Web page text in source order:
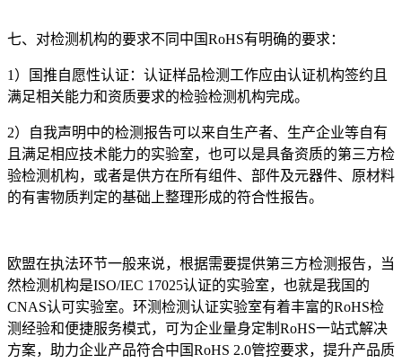
七、对检测机构的要求不同中国RoHS有明确的要求：
1）国推自愿性认证：认证样品检测工作应由认证机构签约且
满足相关能力和资质要求的检验检测机构完成。
2）自我声明中的检测报告可以来自生产者、生产企业等自有
且满足相应技术能力的实验室，也可以是具备资质的第三方检
验检测机构，或者是供方在所有组件、部件及元器件、原材料
的有害物质判定的基础上整理形成的符合性报告。
欧盟在执法环节一般来说，根据需要提供第三方检测报告，当
然检测机构是ISO/IEC 17025认证的实验室，也就是我国的
CNAS认可实验室。环测检测认证实验室有着丰富的RoHS检
测经验和便捷服务模式，可为企业量身定制RoHS一站式解决
方案，助力企业产品符合中国RoHS 2.0管控要求，提升产品质